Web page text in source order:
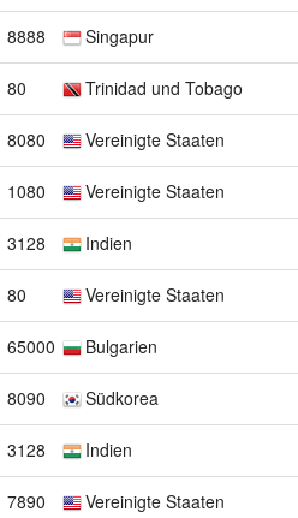
8888 Singapur
80 Trinidad und Tobago
8080 Vereinigte Staaten
1080 Vereinigte Staaten
3128 Indien
80 Vereinigte Staaten
65000 Bulgarien
8090 Südkorea
3128 Indien
7890 Vereinigte Staaten